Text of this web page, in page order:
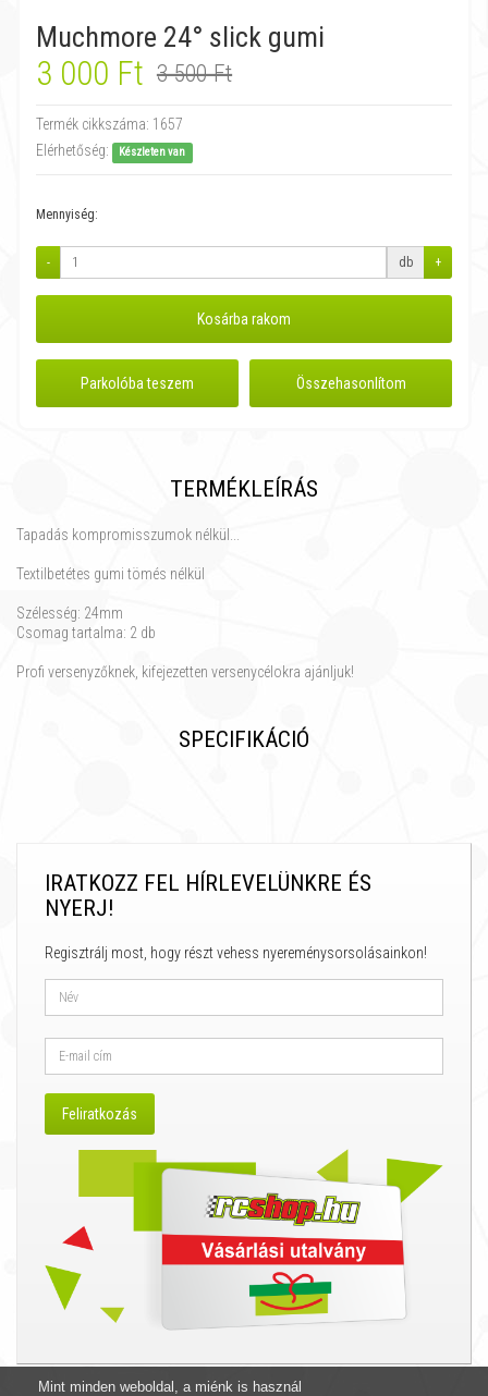
Mint minden weboldal, a miénk is használ
Muchmore 24° slick gumi
3 000 Ft 3 500 Ft
Termék cikkszáma: 1657
Elérhetőség:
Készleten van
Mennyiség:
- db +
Kosárba rakom
Parkolóba teszem Összehasonlítom
TERMÉKLEÍRÁS
Tapadás kompromisszumok nélkül...
Textilbetétes gumi tömés nélkül
Szélesség: 24mm
Csomag tartalma: 2 db
Profi versenyzőknek, kifejezetten versenycélokra ajánljuk!
SPECIFIKÁCIÓ
IRATKOZZ FEL HÍRLEVELÜNKRE ÉS
NYERJ!
Regisztrálj most, hogy részt vehess nyereménysorsolásainkon!